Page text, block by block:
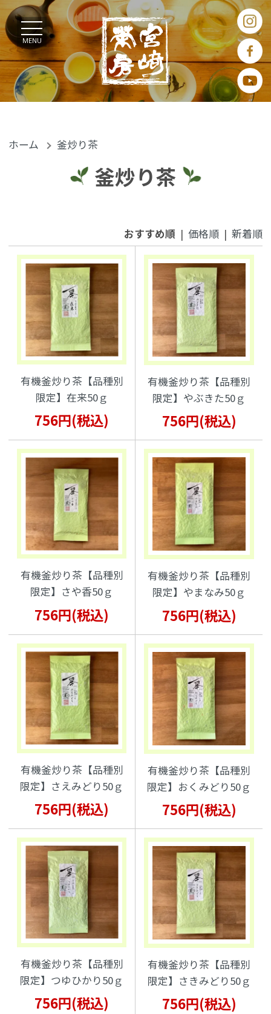
MENU
ホーム 釜炒り茶
釜炒り茶
おすすめ順 | 価格順 | 新着順
有機釜炒り茶【品種別
限定】在来50ｇ
756円(税込)
有機釜炒り茶【品種別
限定】やぶきた50ｇ
756円(税込)
有機釜炒り茶【品種別
限定】さや香50ｇ
756円(税込)
有機釜炒り茶【品種別
限定】やまなみ50ｇ
756円(税込)
有機釜炒り茶【品種別
限定】さえみどり50ｇ
756円(税込)
有機釜炒り茶【品種別
限定】おくみどり50ｇ
756円(税込)
有機釜炒り茶【品種別
限定】つゆひかり50ｇ
756円(税込)
有機釜炒り茶【品種別
限定】さきみどり50ｇ
756円(税込)